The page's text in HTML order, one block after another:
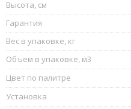
Высота, см
Гарантия
Вес в упаковке, кг
Объем в упаковке, м3
Цвет по палитре
Установка